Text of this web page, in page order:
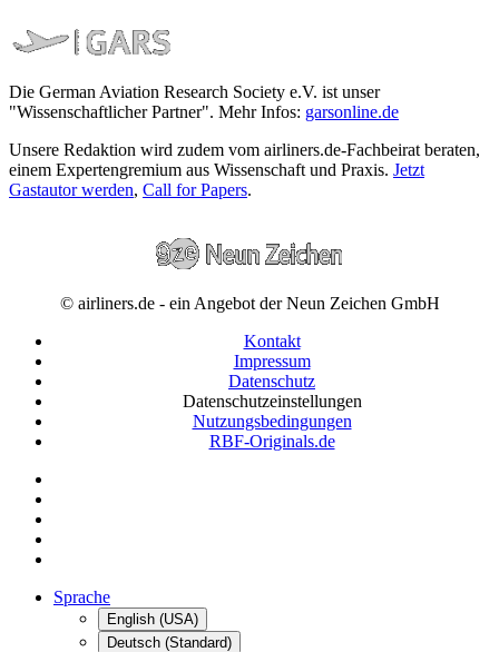
Die German Aviation Research Society e.V. ist unser
"Wissenschaftlicher Partner". Mehr Infos: garsonline.de
Unsere Redaktion wird zudem vom airliners.de-Fachbeirat beraten,
einem Expertengremium aus Wissenschaft und Praxis. Jetzt
Gastautor werden, Call for Papers.
© airliners.de - ein Angebot der Neun Zeichen GmbH
Kontakt
Impressum
Datenschutz
Datenschutzeinstellungen
Nutzungsbedingungen
RBF-Originals.de
Sprache
English (USA)
Deutsch (Standard)